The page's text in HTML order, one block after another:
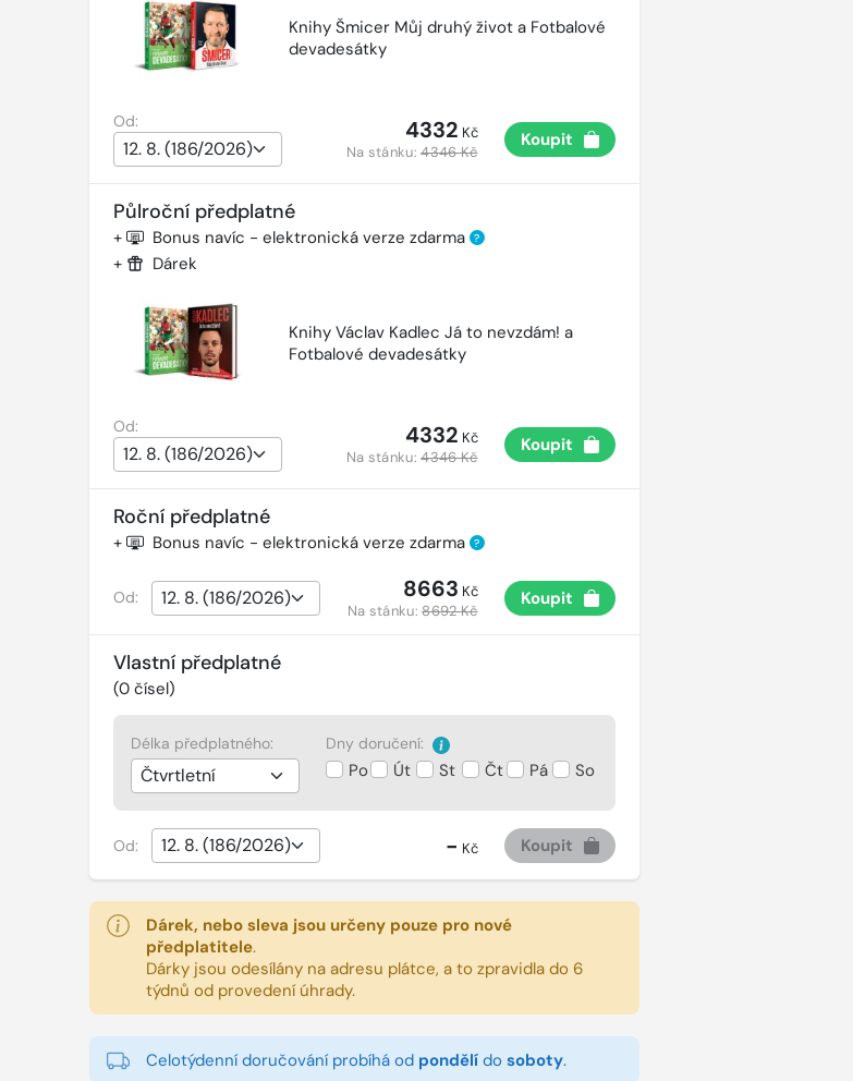
Knihy Šmicer Můj druhý život a Fotbalové
devadesátky
Od: 4332 Kč
Na stánku:4346 Kč
Koupit
Půlroční předplatné
+ Bonus navíc - elektronická verze zdarma ?
+ Dárek
Knihy Václav Kadlec Já to nevzdám! a
Fotbalové devadesátky
Od: 4332 Kč
Na stánku:4346 Kč
Koupit
Roční předplatné
+ Bonus navíc - elektronická verze zdarma ?
Od: 8663 Kč
Na stánku:8692 Kč
Koupit
Vlastní předplatné
(0čísel)
Délka předplatného: Dny doručení:
Po Út St Čt Pá So
Od: - Kč Koupit
Dárek, nebo sleva jsou určeny pouze pro nové
předplatitele.
Dárky jsou odesílány na adresu plátce, a to zpravidla do 6
týdnů od provedení úhrady.
Celotýdenní doručování probíhá od pondělído soboty.